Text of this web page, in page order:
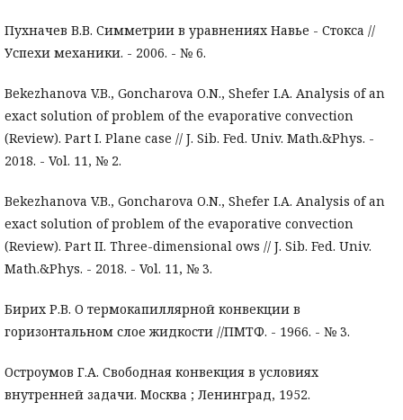
Пухначев В.В. Симметрии в уравнениях Навье - Стокса //
Успехи механики. - 2006. - № 6.
Bekezhanova V.B., Goncharova O.N., Shefer I.A. Analysis of an
exact solution of problem of the evaporative convection
(Review). Part I. Plane case // J. Sib. Fed. Univ. Math.&Phys. -
2018. - Vol. 11, № 2.
Bekezhanova V.B., Goncharova O.N., Shefer I.A. Analysis of an
exact solution of problem of the evaporative convection
(Review). Part II. Three-dimensional ows // J. Sib. Fed. Univ.
Math.&Phys. - 2018. - Vol. 11, № 3.
Бирих Р.В. О термокапиллярной конвекции в
горизонтальном слое жидкости //ПМТФ. - 1966. - № 3.
Остроумов Г.А. Свободная конвекция в условиях
внутренней задачи. Москва ; Ленинград, 1952.